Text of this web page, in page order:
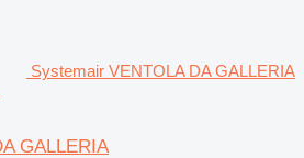
Systemair VENTOLA DA GALLERIA
GALLERIA